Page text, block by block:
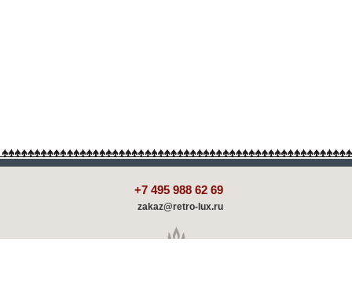
+7 495 988 62 69
zakaz@retro-lux.ru